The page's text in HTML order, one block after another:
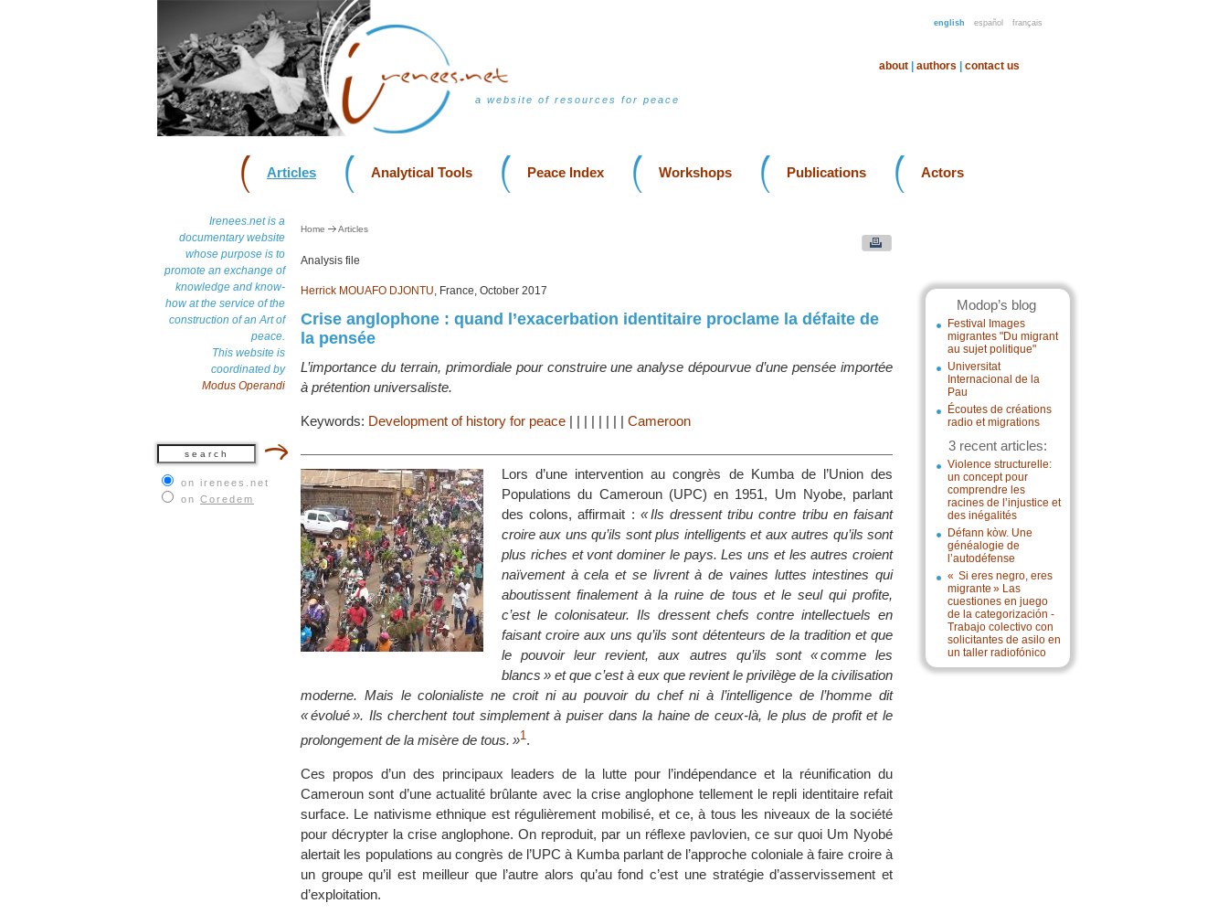
english español français
a website of resources for peace
about authors contact us
Articles Analytical Tools Peace Index Workshops Publications Actors
Irenees.net is a
documentary website
whose purpose is to
promote an exchange of
knowledge and know-
how at the service of the
construction of an Art of
peace.
This website is
coordinated by
Modus Operandi
on irenees.net
on Coredem
Modop’s blog
Festival Images
migrantes "Du migrant
au sujet politique"
Universitat
Internacional de la
Pau
Écoutes de créations
radio et migrations
3 recent articles:
Violence structurelle:
un concept pour
comprendre les
racines de l’injustice et
des inégalités
Défann kòw. Une
généalogie de
l’autodéfense
« Si eres negro, eres
migrante » Las
cuestiones en juego
de la categorización -
Trabajo colectivo con
solicitantes de asilo en
un taller radiofónico
Home Articles
Analysis file
Herrick MOUAFO DJONTU, France, October 2017
Crise anglophone : quand l’exacerbation identitaire proclame la défaite de
la pensée
L’importance du terrain, primordiale pour construire une analyse dépourvue d’une pensée importée
à prétention universaliste.
Keywords: Development of history for peace | | | | | | | | Cameroon
Lors d’une intervention au congrès de Kumba de l’Union des
Populations du Cameroun (UPC) en 1951, Um Nyobe, parlant
des colons, affirmait : « Ils dressent tribu contre tribu en faisant
croire aux uns qu’ils sont plus intelligents et aux autres qu’ils sont
plus riches et vont dominer le pays. Les uns et les autres croient
naïvement à cela et se livrent à de vaines luttes intestines qui
aboutissent finalement à la ruine de tous et le seul qui profite,
c’est le colonisateur. Ils dressent chefs contre intellectuels en
faisant croire aux uns qu’ils sont détenteurs de la tradition et que
le pouvoir leur revient, aux autres qu’ils sont « comme les
blancs » et que c’est à eux que revient le privilège de la civilisation
moderne. Mais le colonialiste ne croit ni au pouvoir du chef ni à l’intelligence de l’homme dit
« évolué ». Ils cherchent tout simplement à puiser dans la haine de ceux-là, le plus de profit et le
prolongement de la misère de tous. »1.
Ces propos d’un des principaux leaders de la lutte pour l’indépendance et la réunification du
Cameroun sont d’une actualité brûlante avec la crise anglophone tellement le repli identitaire refait
surface. Le nativisme ethnique est régulièrement mobilisé, et ce, à tous les niveaux de la société
pour décrypter la crise anglophone. On reproduit, par un réflexe pavlovien, ce sur quoi Um Nyobé
alertait les populations au congrès de l’UPC à Kumba parlant de l’approche coloniale à faire croire à
un groupe qu’il est meilleur que l’autre alors qu’au fond c’est une stratégie d’asservissement et
d’exploitation.